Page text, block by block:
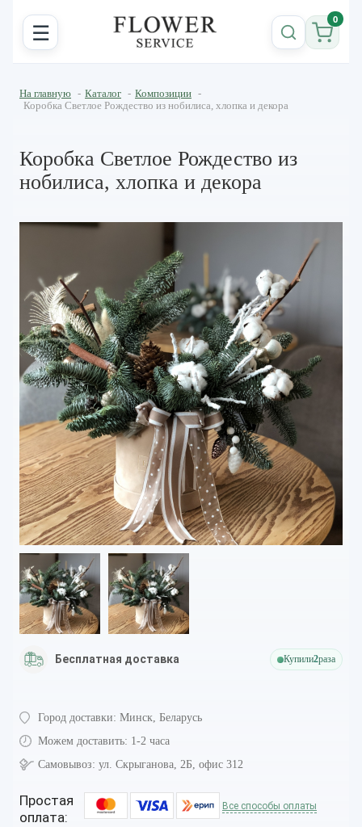
☰ 0
На главную - Каталог - Композиции -
Коробка Светлое Рождество из нобилиса, хлопка и декора
Коробка Светлое Рождество из
нобилиса, хлопка и декора
Бесплатная доставка Купили2раза
Город доставки: Минск, Беларусь
Можем доставить: 1-2 часа
Самовывоз: ул. Скрыганова, 2Б, офис 312
Простая
оплата:
Все способы оплаты